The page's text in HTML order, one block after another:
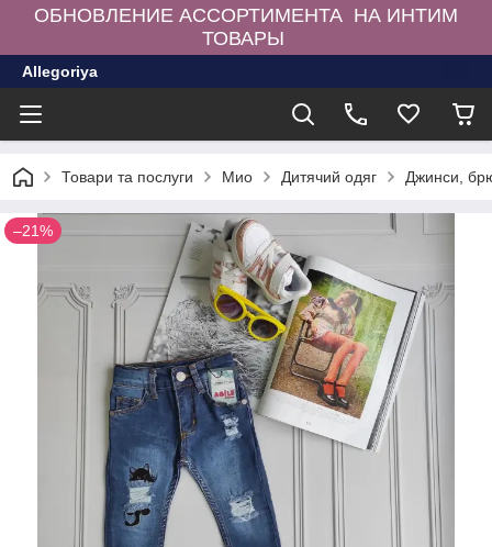
ОБНОВЛЕНИЕ АССОРТИМЕНТА НА ИНТИМ
ТОВАРЫ
Allegoriya
Товари та послуги Мио Дитячий одяг Джинси,
–21%